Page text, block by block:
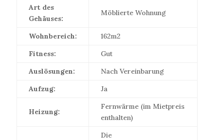
Art des
Gehäuses:
Möblierte Wohnung
Wohnbereich:
162m2
Fitness:
Gut
Auslösungen:
Nach Vereinbarung
Aufzug:
Ja
Heizung:
Fernwärme (im Mietpreis
enthalten)
Die